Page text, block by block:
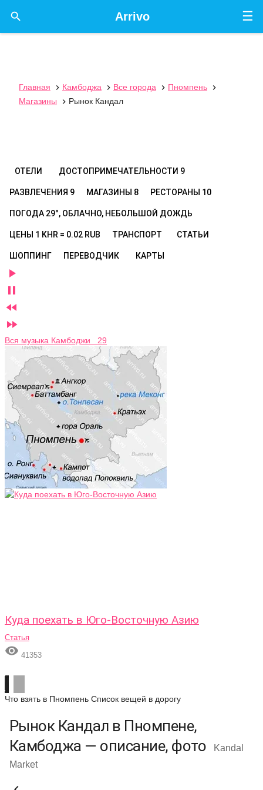
☰
Arrivo

Главная  Камбоджа  Все города  Пномпень

Магазины
 Рынок Кандал
ОТЕЛИ ДОСТОПРИМЕЧАТЕЛЬНОСТИ 9
РАЗВЛЕЧЕНИЯ 9 МАГАЗИНЫ 8 РЕСТОРАНЫ 10
ПОГОДА 29°, ОБЛАЧНО, НЕБОЛЬШОЙ ДОЖДЬ
ЦЕНЫ 1 KHR = 0.02 RUB ТРАНСПОРТ СТАТЬИ
ШОППИНГ ПЕРЕВОДЧИК КАРТЫ




Вся музыка Камбоджи 29
Куда поехать в Юго-Восточную Азию
Статья
 41353
Что взять в Пномпень Список вещей в дорогу
Рынок Кандал в Пномпене,
Камбоджа — описание, фото
Kandal
Market